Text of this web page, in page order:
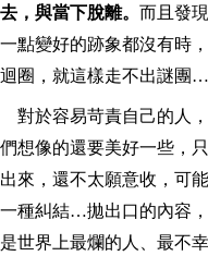
去，與當下脫離。 而且發
一點變好的跡象都沒有時
迴圈，就這樣走不出謎團…
對於容易苛責自己的人
們想像的還要美好一些，
出來，還不太願意收，可
一種糾結…拋出口的內容
是世界上最爛的人、最不